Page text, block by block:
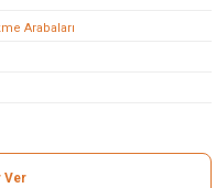
Arabaları
Ver